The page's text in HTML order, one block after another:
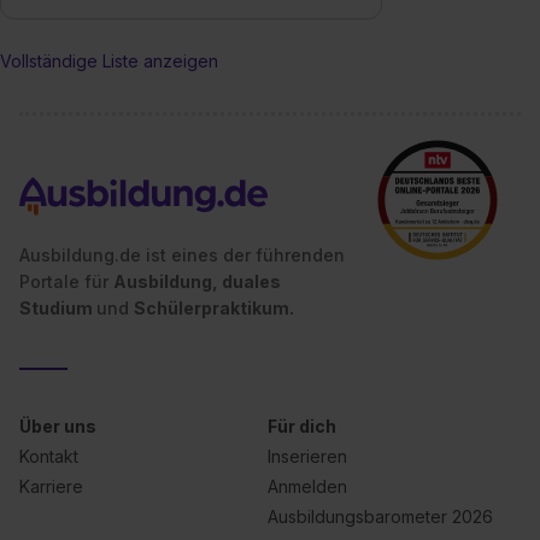
Vollständige Liste anzeigen
Ausbildung.de ist eines der führenden
Portale für Ausbildung, duales
Studium und Schülerpraktikum.
Über uns
Kontakt
Karriere
Für dich
Inserieren
Anmelden
Ausbildungsbarometer 2026